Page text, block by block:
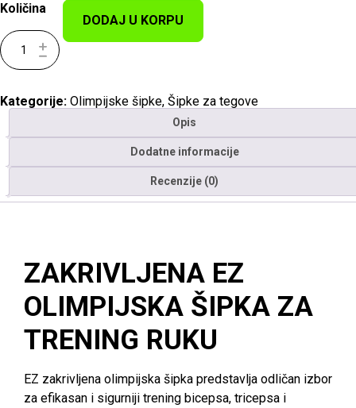
Količina
DODAJ U KORPU
Kategorije: Olimpijske šipke, Šipke za tegove
Opis
Dodatne informacije
Recenzije (0)
ZAKRIVLJENA EZ
OLIMPIJSKA ŠIPKA ZA
TRENING RUKU
EZ zakrivljena olimpijska šipka predstavlja odličan izbor
za efikasan i sigurniji trening bicepsa, tricepsa i